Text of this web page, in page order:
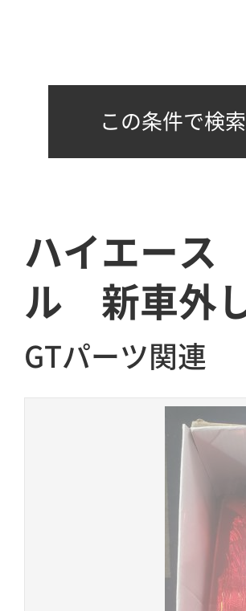
この条件で検
ハイエー
ル 新車外
GTパーツ関連